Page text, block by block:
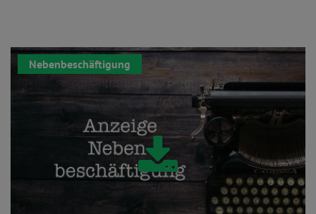
Nebenbeschäftigung